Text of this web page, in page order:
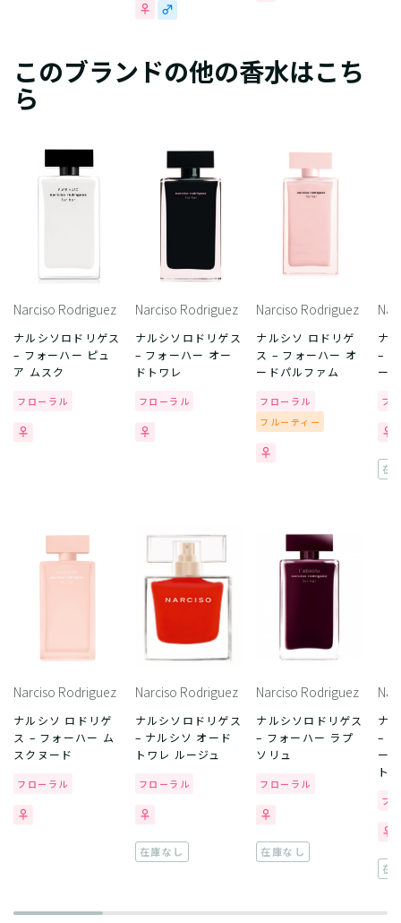
このブランドの他の香水はこち
ら
Narciso Rodriguez
ナルシソロドリゲス
– フォーハー ピュ
ア ムスク
フローラル
Narciso Rodriguez
ナルシソロドリゲス
– フォーハー オー
ドトワレ
フローラル
Narciso Rodriguez
ナルシソ ロドリゲ
ス – フォーハー オ
ードパルファム
フローラル
フルーティー
ナ
–
ー
フ
在
Narciso Rodriguez
ナルシソ ロドリゲ
ス – フォーハー ム
スクヌード
フローラル
Narciso Rodriguez
ナルシソロドリゲス
– ナルシソ オード
トワレ ルージュ
フローラル
在庫なし
Narciso Rodriguez
ナルシソロドリゲス
– フォーハー ラプ
ソリュ
フローラル
在庫なし
ナ
–
ー
ト
フ
在